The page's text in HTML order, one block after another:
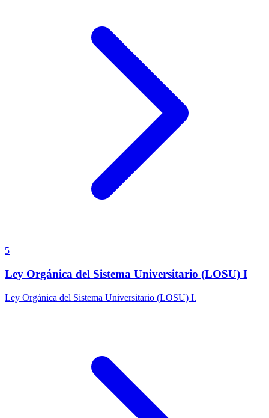
5
Ley Orgánica del Sistema Universitario (LOSU) I
Ley Orgánica del Sistema Universitario (LOSU) I.